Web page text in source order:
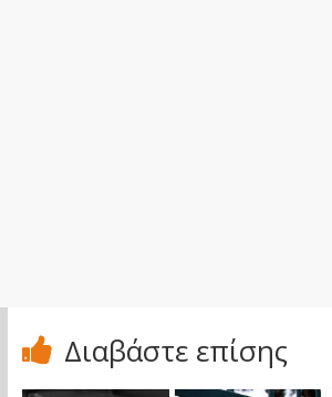
Διαβάστε επίσης